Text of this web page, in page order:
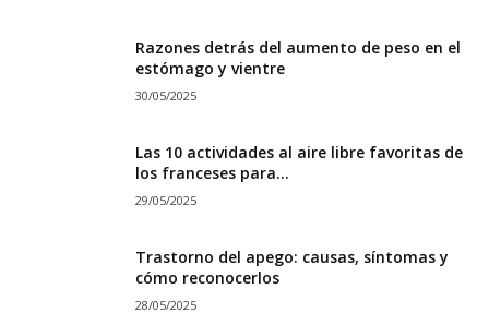
Razones detrás del aumento de peso en el
estómago y vientre
30/05/2025
Las 10 actividades al aire libre favoritas de
los franceses para...
29/05/2025
Trastorno del apego: causas, síntomas y
cómo reconocerlos
28/05/2025